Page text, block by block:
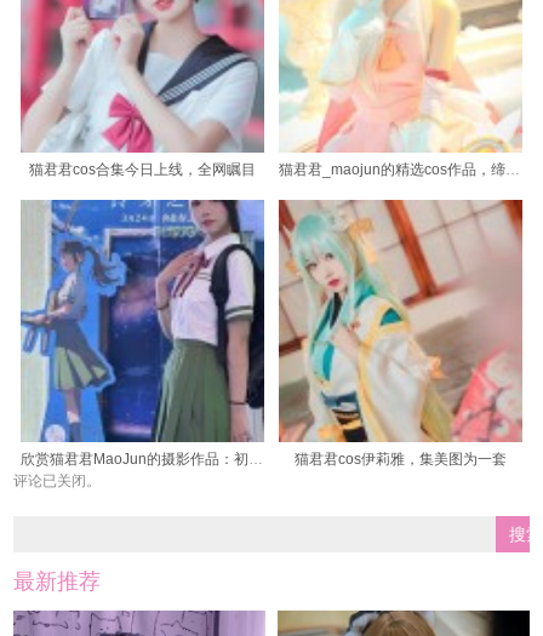
猫君君cos合集今日上线，全网瞩目
欣赏猫君君MaoJun的摄影作品：初冬的暖阳
猫君君cos伊莉雅，集美图为一套
评论已关闭。
最新推荐